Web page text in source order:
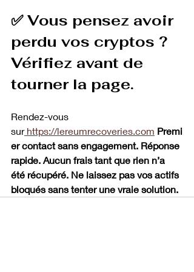
✅ Vous pensez avoir
perdu vos cryptos ?
Vérifiez avant de
tourner la page.
Rendez-vous
sur https://lereumrecoveries.com Premi
er contact sans engagement. Réponse
rapide. Aucun frais tant que rien n’a
été récupéré. Ne laissez pas vos actifs
bloqués sans tenter une vraie solution.